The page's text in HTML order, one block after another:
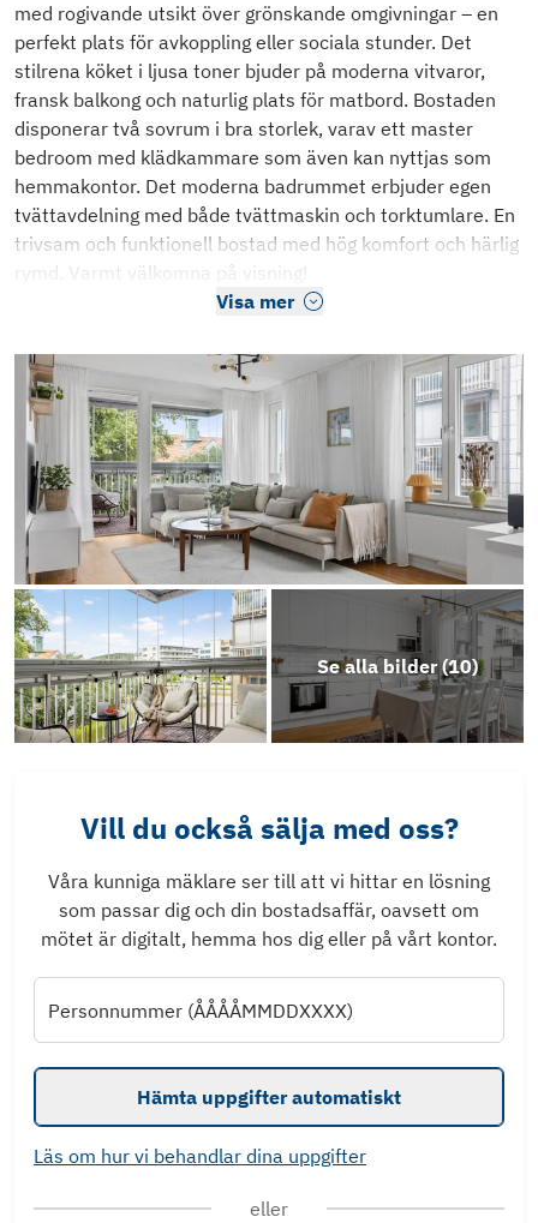
med rogivande utsikt över grönskande omgivningar – en
perfekt plats för avkoppling eller sociala stunder. Det
stilrena köket i ljusa toner bjuder på moderna vitvaror,
fransk balkong och naturlig plats för matbord. Bostaden
disponerar två sovrum i bra storlek, varav ett master
bedroom med klädkammare som även kan nyttjas som
hemmakontor. Det moderna badrummet erbjuder egen
tvättavdelning med både tvättmaskin och torktumlare. En
trivsam och funktionell bostad med hög komfort och härlig
rymd. Varmt välkomna på visning!
Visa mer
Se alla bilder (10)
Vill du också sälja med oss?
Våra kunniga mäklare ser till att vi hittar en lösning
som passar dig och din bostadsaffär, oavsett om
mötet är digitalt, hemma hos dig eller på vårt kontor.
Personnummer (ÅÅÅÅMMDDXXXX)
Hämta uppgifter automatiskt
Läs om hur vi behandlar dina uppgifter
eller